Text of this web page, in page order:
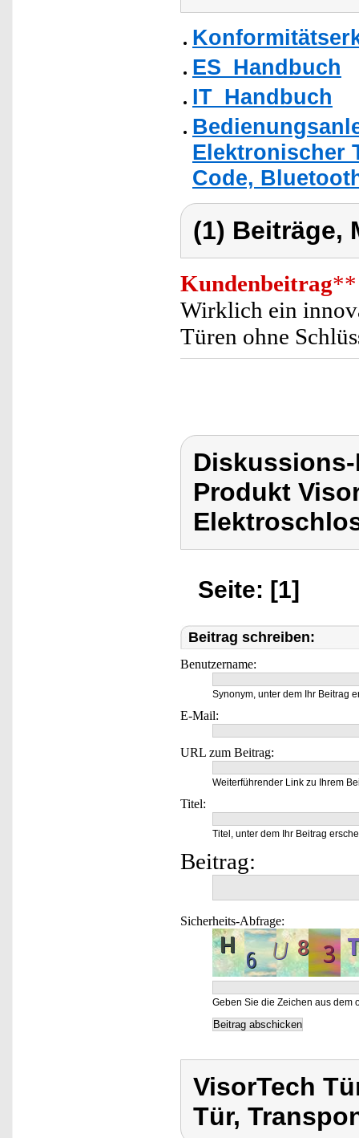
ES_Handbuch
IT_Handbuch
Elektronischer
Code,
(1) Beiträge,
Kundenbeitrag**
Wirklich ein
Türen ohne
Produkt
Seite: [1]
Beitrag schreiben:
Benutzername:
Synonym, unter dem Ihr Beitrag
E-Mail:
URL zum Beitrag:
Weiterführender Link zu Ihrem
Titel:
Titel, unter dem Ihr Beitrag
Beitrag:
Sicherheits-Abfrage:
Geben Sie die Zeichen aus dem
VisorTech
Tür,